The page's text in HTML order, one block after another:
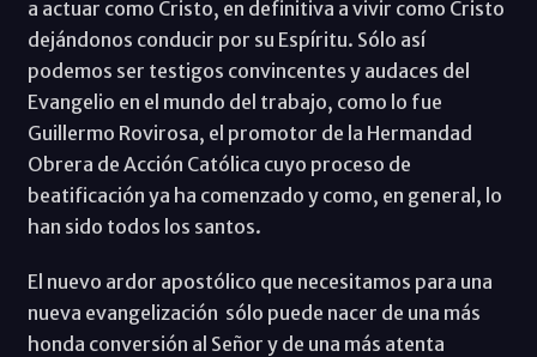
a actuar como Cristo, en definitiva a vivir como Cristo
dejándonos conducir por su Espíritu. Sólo así
podemos ser testigos convincentes y audaces del
Evangelio en el mundo del trabajo, como lo fue
Guillermo Rovirosa, el promotor de la Hermandad
Obrera de Acción Católica cuyo proceso de
beatificación ya ha comenzado y como, en general, lo
han sido todos los santos.
El nuevo ardor apostólico que necesitamos para una
nueva evangelización sólo puede nacer de una más
honda conversión al Señor y de una más atenta